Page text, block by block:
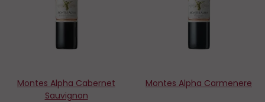
Montes Alpha Cabernet
Sauvignon
Montes Alpha Carmenere